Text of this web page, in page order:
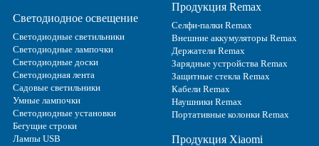
Светодиодное освещение
Светодиодные светильники
Светодиодные лампочки
Светодиодные доски
Светодиодная лента
Садовые светильники
Умные лампочки
Светодиодные установки
Бегущие строки
Лампы USB
Продукция Remax
Селфи-палки Remax
Внешние аккумуляторы Remax
Держатели Remax
Зарядные устройства Remax
Защитные стекла Remax
Кабели Remax
Наушники Remax
Портативные колонки Remax
Продукция Xiaomi